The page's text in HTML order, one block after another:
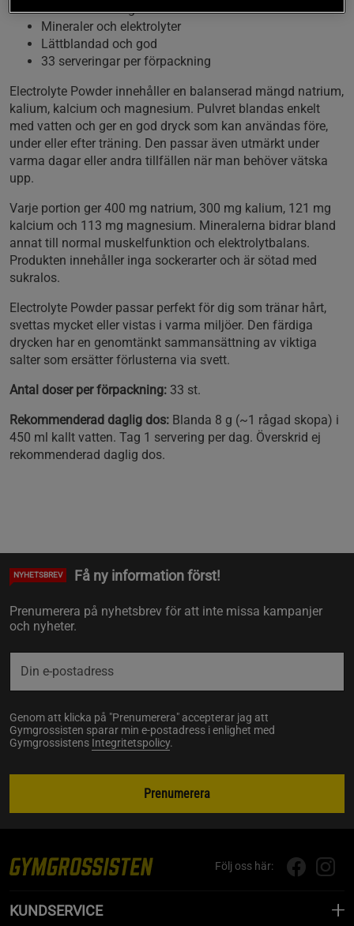
Vätskeersättning
Mineraler och elektrolyter
Lättblandad och god
33 serveringar per förpackning
Electrolyte Powder innehåller en balanserad mängd natrium,
kalium, kalcium och magnesium. Pulvret blandas enkelt
med vatten och ger en god dryck som kan användas före,
under eller efter träning. Den passar även utmärkt under
varma dagar eller andra tillfällen när man behöver vätska
upp.
Varje portion ger 400 mg natrium, 300 mg kalium, 121 mg
kalcium och 113 mg magnesium. Mineralerna bidrar bland
annat till normal muskelfunktion och elektrolytbalans.
Produkten innehåller inga sockerarter och är sötad med
sukralos.
Electrolyte Powder passar perfekt för dig som tränar hårt,
svettas mycket eller vistas i varma miljöer. Den färdiga
drycken har en genomtänkt sammansättning av viktiga
salter som ersätter förlusterna via svett.
Antal doser per förpackning: 33 st.
Rekommenderad daglig dos: Blanda 8 g (~1 rågad skopa) i
450 ml kallt vatten. Tag 1 servering per dag. Överskrid ej
rekommenderad daglig dos.
NYHETSBREV Få ny information först!
Prenumerera på nyhetsbrev för att inte missa kampanjer
och nyheter.
Genom att klicka på "Prenumerera" accepterar jag att
Gymgrossisten sparar min e-postadress i enlighet med
Gymgrossistens Integritetspolicy.
Prenumerera
Följ oss här:
KUNDSERVICE